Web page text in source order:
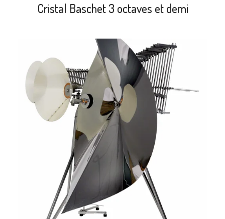
Cristal Baschet 3 octaves et demi
search